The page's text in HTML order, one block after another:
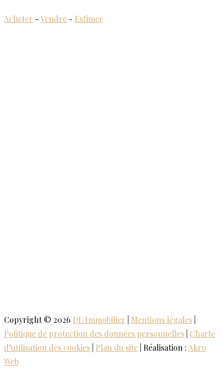
Acheter -Vendre - Estimer
Copyright © 2026 DL Immobilier Mentions légales
Politique de protection des données personnelles Charte
d’utilisation des cookies Plan du site | Réalisation : Akro
Web